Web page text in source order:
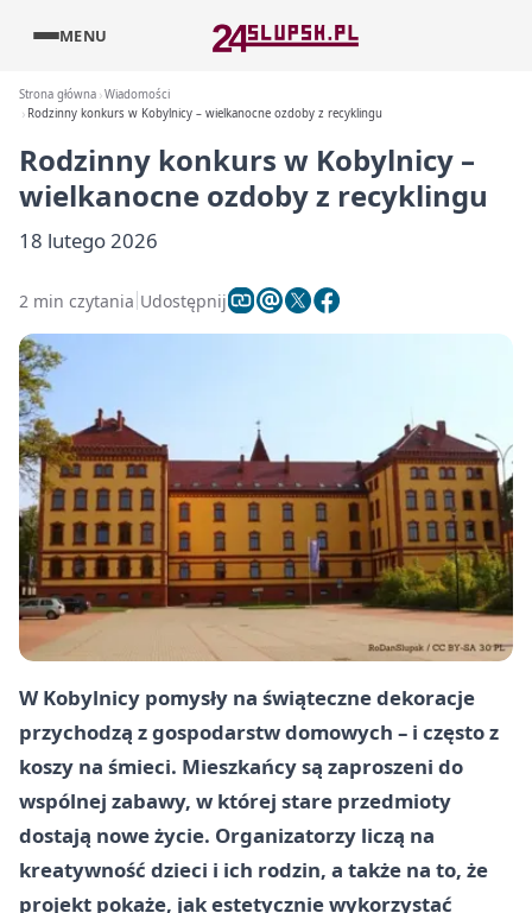
MENU
Strona główna Wiadomości
Rodzinny konkurs w Kobylnicy – wielkanocne ozdoby z recyklingu
Rodzinny konkurs w Kobylnicy –
wielkanocne ozdoby z recyklingu
18 lutego 2026
2 min czytania Udostępnij
W Kobylnicy pomysły na świąteczne dekoracje
przychodzą z gospodarstw domowych – i często z
koszy na śmieci. Mieszkańcy są zaproszeni do
wspólnej zabawy, w której stare przedmioty
dostają nowe życie. Organizatorzy liczą na
kreatywność dzieci i ich rodzin, a także na to, że
projekt pokaże, jak estetycznie wykorzystać